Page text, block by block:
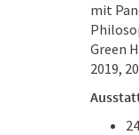
mit
Green
2019,